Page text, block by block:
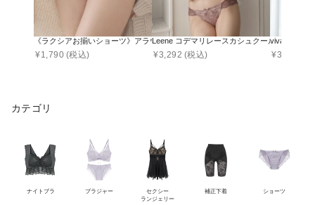
《ラクシアお揃いショーツ》アラウンドレースショーツ【ショーツ単品】
¥1,790 (税込)
Leene コデマリレースカシュクールブラ&シ
¥3,292 (税込)
vivanteダリ
¥3,951
カテゴリ
ナイトブラ ブラジャー
セクシー
ランジェリー
補正下着 ショーツ